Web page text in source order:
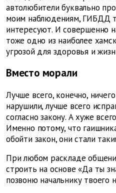
автолюбители буквально
моим наблюдениям, ГИБДД
интересуют. И совершенно
тоже одно из наиболее
угрозой для здоровья и
Вместо морали
Лучше всего, конечно,
нарушили, лучше всего
согласно закону. А хуже
Именно потому, что
обойти закон, они стали
При любом раскладе
строить на основе «Да ты
позвоню начальнику твоего